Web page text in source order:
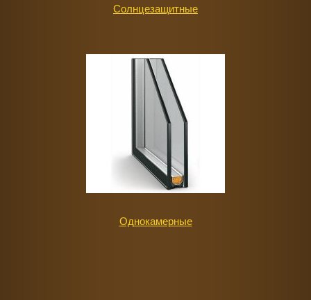
Солнцезащитные
Однокамерные